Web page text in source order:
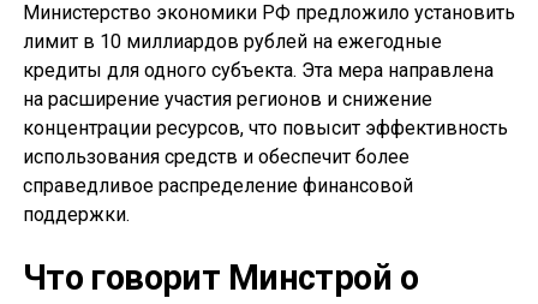
Министерство экономики РФ предложило установить
лимит в 10 миллиардов рублей на ежегодные
кредиты для одного субъекта. Эта мера направлена
на расширение участия регионов и снижение
концентрации ресурсов, что повысит эффективность
использования средств и обеспечит более
справедливое распределение финансовой
поддержки.
Что говорит Минстрой о